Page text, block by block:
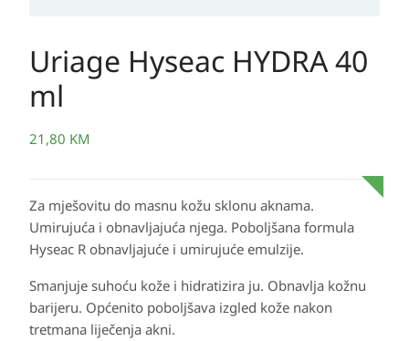
Uriage Hyseac HYDRA 40
ml
21,80 KM
Za mješovitu do masnu kožu sklonu aknama.
Umirujuća i obnavljajuća njega. Poboljšana formula
Hyseac R obnavljajuće i umirujuće emulzije.
Smanjuje suhoću kože i hidratizira ju. Obnavlja kožnu
barijeru. Općenito poboljšava izgled kože nakon
tretmana liječenja akni.